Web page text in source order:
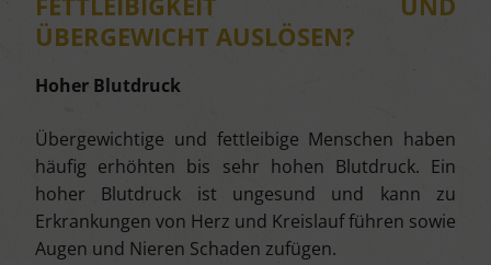
ÜBERGEWICHT AUSLÖSEN?
Hoher Blutdruck
Übergewichtige und fettleibige Menschen haben
häufig erhöhten bis sehr hohen Blutdruck. Ein
hoher Blutdruck ist ungesund und kann zu
Erkrankungen von Herz und Kreislauf führen sowie
Augen und Nieren Schaden zufügen.